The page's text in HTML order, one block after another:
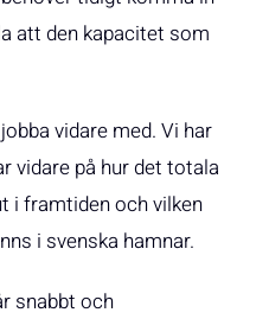
att den kapacitet som
vidare med. Vi har
vidare på hur det totala
i framtiden och vilken
i svenska hamnar.
snabbt och